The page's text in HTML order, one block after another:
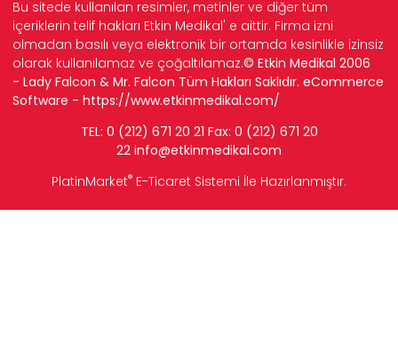
Bu sitede kullanılan resimler, metinler ve diğer tüm
içeriklerin telif hakları Etkin Medikal' e aittir. Firma izni
olmadan basılı veya elektronik bir ortamda kesinlikle izinsiz
olarak kullanılamaz ve çoğaltılamaz.© Etkin Medikal 2006
- Lady Falcon & Mr. Falcon Tüm Hakları Saklıdır. eCommerce
Software - https://www.etkinmedikal.com/
TEL: 0 (212) 671 20 21 Fax: 0 (212) 671 20
22 info@etkinmedikal.com
PlatinMarket® E-Ticaret Sistemi İle Hazırlanmıştır.